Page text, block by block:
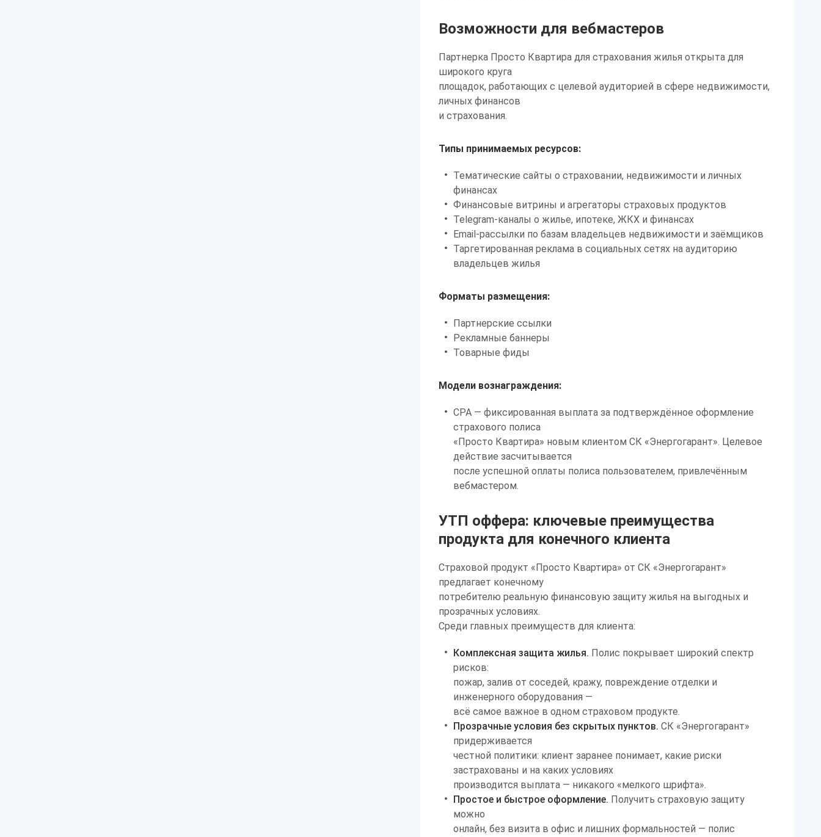
Возможности для вебмастеров
Партнерка Просто Квартира для страхования жилья открыта для
широкого круга
площадок, работающих с целевой аудиторией в сфере недвижимости,
личных финансов
и страхования.
Типы принимаемых ресурсов:
Тематические сайты о страховании, недвижимости и личных
финансах
Финансовые витрины и агрегаторы страховых продуктов
Telegram-каналы о жилье, ипотеке, ЖКХ и финансах
Email-рассылки по базам владельцев недвижимости и заёмщиков
Таргетированная реклама в социальных сетях на аудиторию
владельцев жилья
Форматы размещения:
Партнерские ссылки
Рекламные баннеры
Товарные фиды
Модели вознаграждения:
CPA — фиксированная выплата за подтверждённое оформление
страхового полиса
«Просто Квартира» новым клиентом СК «Энергогарант». Целевое
действие засчитывается
после успешной оплаты полиса пользователем, привлечённым
вебмастером.
УТП оффера: ключевые преимущества
продукта для конечного клиента
Страховой продукт «Просто Квартира» от СК «Энергогарант»
предлагает конечному
потребителю реальную финансовую защиту жилья на выгодных и
прозрачных условиях.
Среди главных преимуществ для клиента:
Комплексная защита жилья. Полис покрывает широкий спектр
рисков:
пожар, залив от соседей, кражу, повреждение отделки и
инженерного оборудования —
всё самое важное в одном страховом продукте.
Прозрачные условия без скрытых пунктов. СК «Энергогарант»
придерживается
честной политики: клиент заранее понимает, какие риски
застрахованы и на каких условиях
производится выплата — никакого «мелкого шрифта».
Простое и быстрое оформление. Получить страховую защиту
можно
онлайн, без визита в офис и лишних формальностей — полис